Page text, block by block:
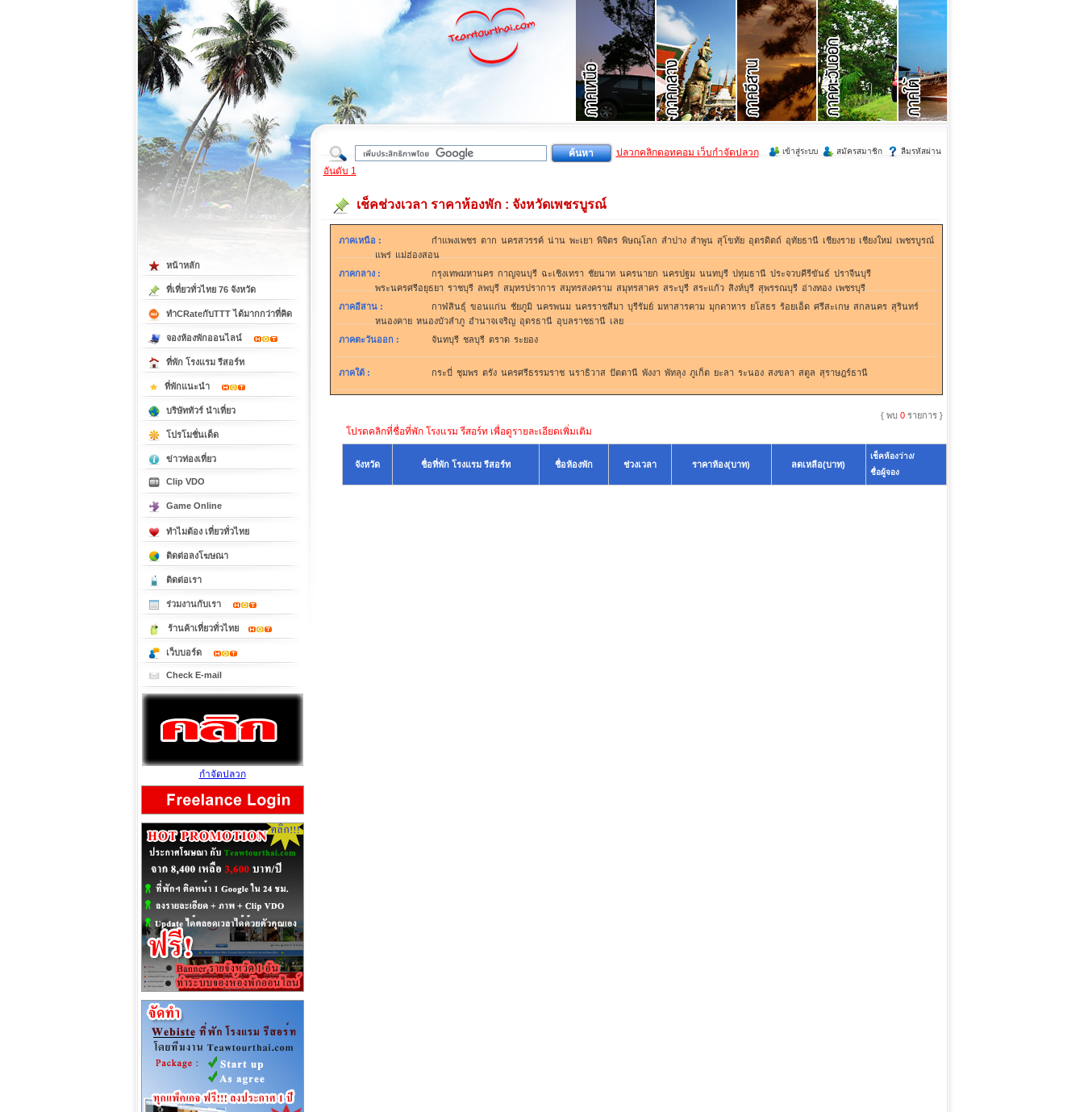
ที่เที่ยวภาคใต้
เข้าสู่ระบบ สมัครสมาชิก ลืมรหัสผ่าน
ปลวกคลิกดอทคอม เว็บกำจัดปลวก
อันดับ 1
เช็คช่วงเวลา ราคาห้องพัก : จังหวัดเพชรบูรณ์
ภาคเหนือ : กำแพงเพชร ตาก นครสวรรค์ น่าน พะเยา พิจิตร พิษณุโลก ลำปาง ลำพูน สุโขทัย อุตรดิตถ์ อุทัยธานี เชียงราย เชียงใหม่ เพชรบูรณ์
แพร่ แม่ฮ่องสอน
ภาคกลาง: กรุงเทพมหานคร กาญจนบุรี ฉะเชิงเทรา ชัยนาท นครนายก นครปฐม นนทบุรี ปทุมธานี ประจวบคีรีขันธ์ ปราจีนบุรี
พระนครศรีอยุธยา ราชบุรี ลพบุรี สมุทรปราการ สมุทรสงคราม สมุทรสาคร สระบุรี สระแก้ว สิงห์บุรี สุพรรณบุรี อ่างทอง เพชรบุรี
ภาคอีสาน: กาฬสินธุ์ ขอนแก่น ชัยภูมิ นครพนม นครราชสีมา บุรีรัมย์ มหาสารคาม มุกดาหาร ยโสธร ร้อยเอ็ด ศรีสะเกษ สกลนคร สุรินทร์
หนองคาย หนองบัวลำภู อำนาจเจริญ อุดรธานี อุบลราชธานี เลย
ภาคตะวันออก: จันทบุรี ชลบุรี ตราด ระยอง
ภาคใต้: กระบี่ ชุมพร ตรัง นครศรีธรรมราช นราธิวาส ปัตตานี พังงา พัทลุง ภูเก็ต ยะลา ระนอง สงขลา สตูล สุราษฎร์ธานี
{ พบ 0รายการ }
โปรดคลิกที่ชื่อที่พัก โรงแรม รีสอร์ท เพื่อดูรายละเอียดเพิ่มเติม
จังหวัด ชื่อที่พัก โรงแรม รีสอร์ท ชื่อห้องพัก ช่วงเวลา ราคาห้อง(บาท) ลดเหลือ(บาท)
เช็คห้องว่าง/
ชื่อผู้จอง
หน้าหลัก
ที่เที่ยวทั่วไทย 76 จังหวัด
ทำCRateกับTTT ได้มากกว่าที่คิด
จองห้องพักออนไลน์
ที่พัก โรงแรม รีสอร์ท
ที่พักแนะนำ
บริษัททัวร์ นำเที่ยว
โปรโมชั่นเด็ด
ข่าวท่องเที่ยว
Clip VDO
Game Online
ทำไมต้อง เที่ยวทั่วไทย
ติดต่อลงโฆษณา
ติดต่อเรา
ร่วมงานกับเรา
ร้านค้าเที่ยวทั่วไทย
เว็บบอร์ด
Check E-mail
กำจัดปลวก